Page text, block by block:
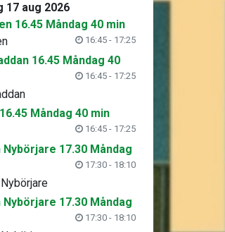
17 aug 2026
16.45 Måndag 40 min
16:45 - 17:25
16.45 Måndag 40
16:45 - 17:25
Måndag 40 min
16:45 - 17:25
Nybörjare 17.30 Måndag
17:30 - 18:10
Nybörjare 17.30 Måndag
17:30 - 18:10